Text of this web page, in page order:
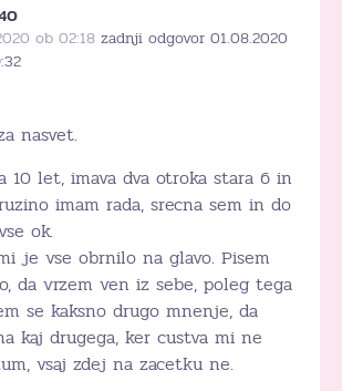
ob 02:18 zadnji odgovor 01.08.2020
nasvet.
10 let, imava dva otroka stara 6 in
imam rada, srecna sem in do
ok.
je vse obrnilo na glavo. Pisem
da vrzem ven iz sebe, poleg tega
se kaksno drugo mnenje, da
kaj drugega, ker custva mi ne
vsaj zdej na zacetku ne.